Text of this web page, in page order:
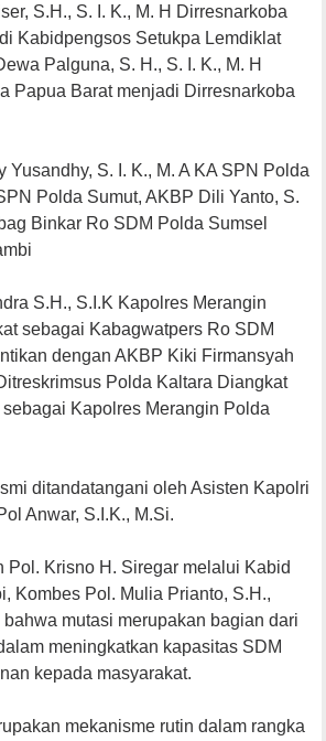
S.H., S. I. K., M. H Dirresnarkoba
Kabidpengsos Setukpa Lemdiklat
Palguna, S. H., S. I. K., M. H
Papua Barat menjadi Dirresnarkoba
Yusandhy, S. I. K., M. A KA SPN Polda
Polda Sumut, AKBP Dili Yanto, S.
Binkar Ro SDM Polda Sumsel
S.H., S.I.K Kapolres Merangin
sebagai Kabagwatpers Ro SDM
dengan AKBP Kiki Firmansyah
Polda Kaltara Diangkat
Kapolres Merangin Polda
ditandatangani oleh Asisten Kapolri
Anwar, S.I.K., M.Si.
Pol. Krisno H. Siregar melalui Kabid
Kombes Pol. Mulia Prianto, S.H.,
mutasi merupakan bagian dari
meningkatkan kapasitas SDM
kepada masyarakat.
mekanisme rutin dalam rangka